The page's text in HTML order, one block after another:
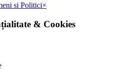
si Politici×
& Cookies